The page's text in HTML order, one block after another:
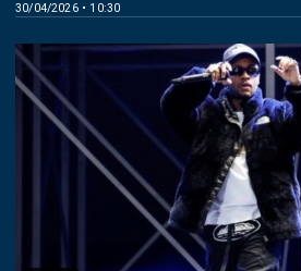
30/04/2026 • 10:30